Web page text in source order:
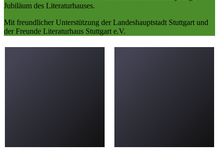
Jubiläum des Literaturhauses.
Mit freundlicher Unterstützung der Landeshauptstadt Stuttgart und
der Freunde Literaturhaus Stuttgart e.V.